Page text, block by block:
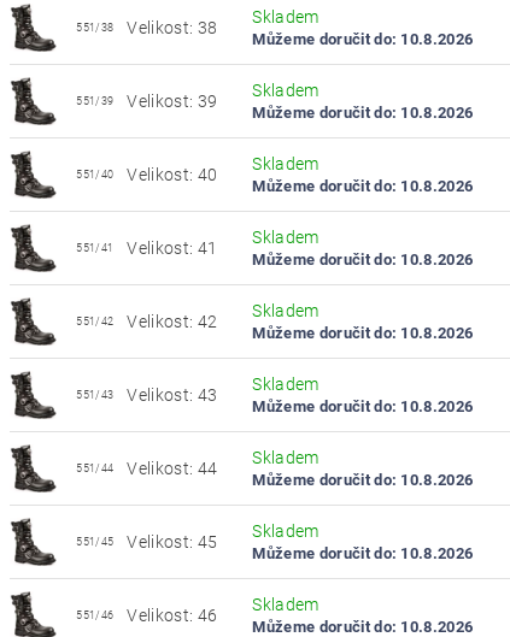
551/38 Velikost: 38
Skladem
Můžeme doručit do: 10.8.2026
551/39 Velikost: 39
Skladem
Můžeme doručit do: 10.8.2026
551/40 Velikost: 40
Skladem
Můžeme doručit do: 10.8.2026
551/41 Velikost: 41
Skladem
Můžeme doručit do: 10.8.2026
551/42 Velikost: 42
Skladem
Můžeme doručit do: 10.8.2026
551/43 Velikost: 43
Skladem
Můžeme doručit do: 10.8.2026
551/44 Velikost: 44
Skladem
Můžeme doručit do: 10.8.2026
551/45 Velikost: 45
Skladem
Můžeme doručit do: 10.8.2026
551/46 Velikost: 46
Skladem
Můžeme doručit do: 10.8.2026